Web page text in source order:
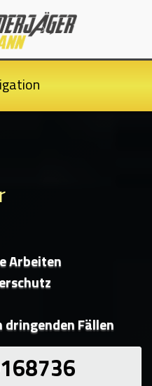
Arbeiten
Fällen